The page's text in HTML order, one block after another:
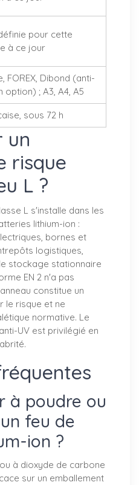
pour cette
à ce jour
FOREX, Dibond (anti-
option) ; A3, A4, A5
sous 72 h
un
risque
L ?
L s'installe dans les
lithium-ion :
bornes et
logistiques,
stockage stationnaire
EN 2 n'a pas
constitue un
le risque et ne
normative. Le
UV est privilégié en
à poudre ou
feu de
ion ?
à dioxyde de carbone
sur un emballement